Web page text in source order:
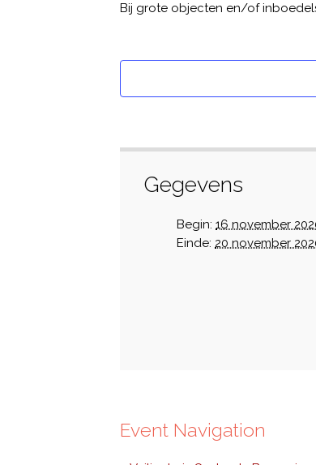
Bij grote objecten en/of
Gegevens
Begin: 16 november
Einde: 20 november
Event Navigation